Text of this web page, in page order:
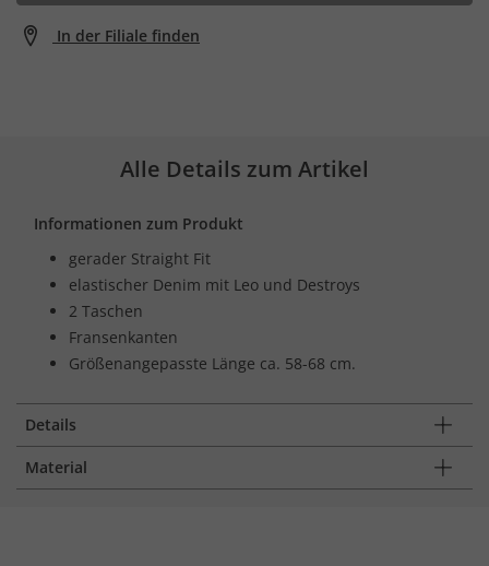
In der Filiale finden
Alle Details zum Artikel
Informationen zum Produkt
gerader Straight Fit
elastischer Denim mit Leo und Destroys
2 Taschen
Fransenkanten
Größenangepasste Länge ca. 58-68 cm.
Details
Material